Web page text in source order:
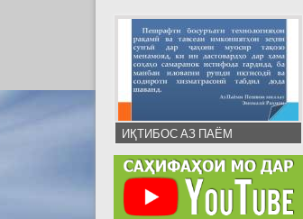
ИҚТИБОС АЗ ПАЁМ